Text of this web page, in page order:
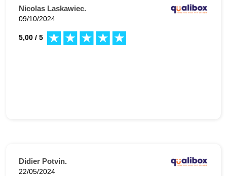
Nicolas Laskawiec.
09/10/2024
5,00 / 5
Didier Potvin.
22/05/2024